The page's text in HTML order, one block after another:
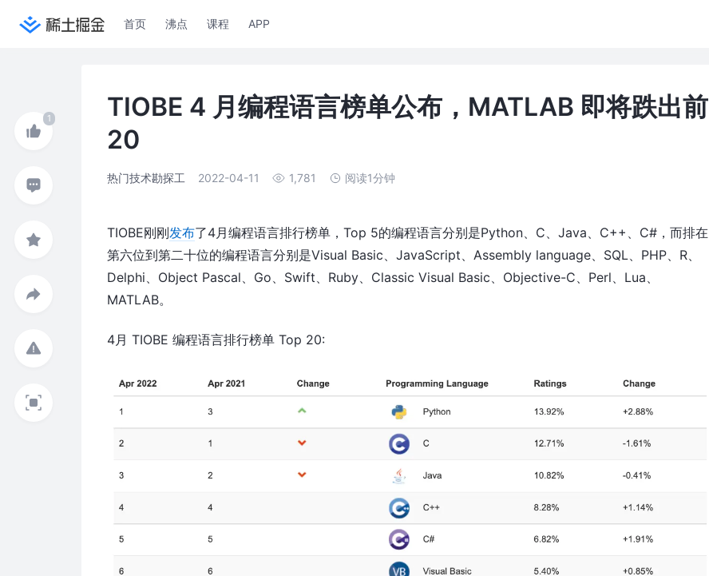
首页 沸点 课程 APP
TIOBE 4 月编程语言榜单公布，MATLAB 即将跌出前
20
热门技术勘探工 2022-04-11 1,781 阅读1分钟
TIOBE刚刚发布了4月编程语言排行榜单，Top 5的编程语言分别是Python、C、Java、C++、C#，而排在
第六位到第二十位的编程语言分别是Visual Basic、JavaScript、Assembly language、SQL、PHP、R、
Delphi、Object Pascal、Go、Swift、Ruby、Classic Visual Basic、Objective-C、Perl、Lua、
MATLAB。
4月 TIOBE 编程语言排行榜单 Top 20: